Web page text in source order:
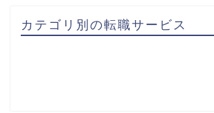
カテゴリ別の転職サービス